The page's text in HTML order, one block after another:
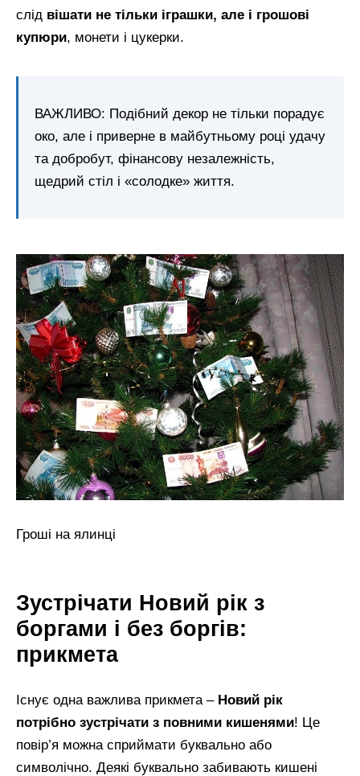
слід вішати не тільки іграшки, але і грошові
купюри, монети і цукерки.
ВАЖЛИВО: Подібний декор не тільки порадує
око, але і приверне в майбутньому році удачу
та добробут, фінансову незалежність,
щедрий стіл і «солодке» життя.
Гроші на ялинці
Зустрічати Новий рік з
боргами і без боргів:
прикмета
Існує одна важлива прикмета – Новий рік
потрібно зустрічати з повними кишенями! Це
повір’я можна сприймати буквально або
символічно. Деякі буквально забивають кишені